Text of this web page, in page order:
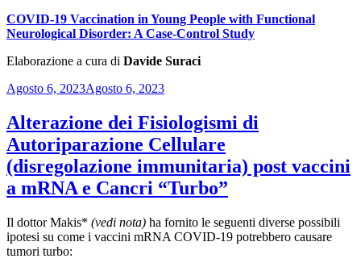
COVID-19 Vaccination in Young People with Functional
Neurological Disorder: A Case-Control Study
Elaborazione a cura di Davide Suraci
Pubblicato
Agosto 6, 2023Agosto 6, 2023
Alterazione dei Fisiologismi di
Autoriparazione Cellulare
(disregolazione immunitaria) post vaccini
a mRNA e Cancri “Turbo”
Il dottor Makis* (vedi nota) ha fornito le seguenti diverse possibili
ipotesi su come i vaccini mRNA COVID-19 potrebbero causare
tumori turbo: